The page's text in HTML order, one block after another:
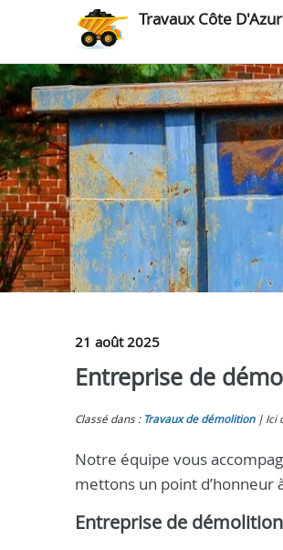
Travaux Côte D'Azur
21 août 2025
Entreprise de
Classé dans : Travaux de démolition Ici
Notre équipe vous
mettons un point d’honneur
Entreprise de